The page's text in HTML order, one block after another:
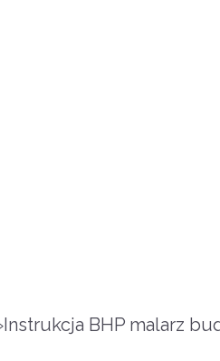
Instrukcja BHP malarz